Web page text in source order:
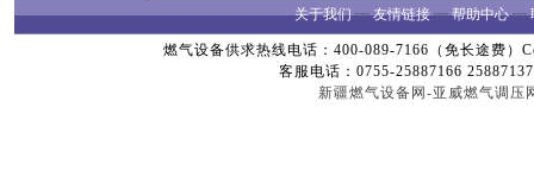
关于我们┈友情链接┈帮助中心┈
燃气设备供求热线电话：400-089-7166（免长途费
客服电话：0755-25887166
新疆燃气设备网-亚威燃气调压